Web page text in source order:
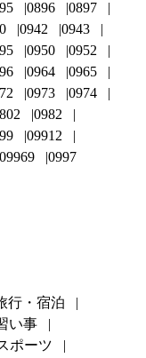
0896
0897
0942
0943
0950
0952
0964
0965
0973
0974
0982
09912
09969 0997
行・宿泊
い事
ポーツ